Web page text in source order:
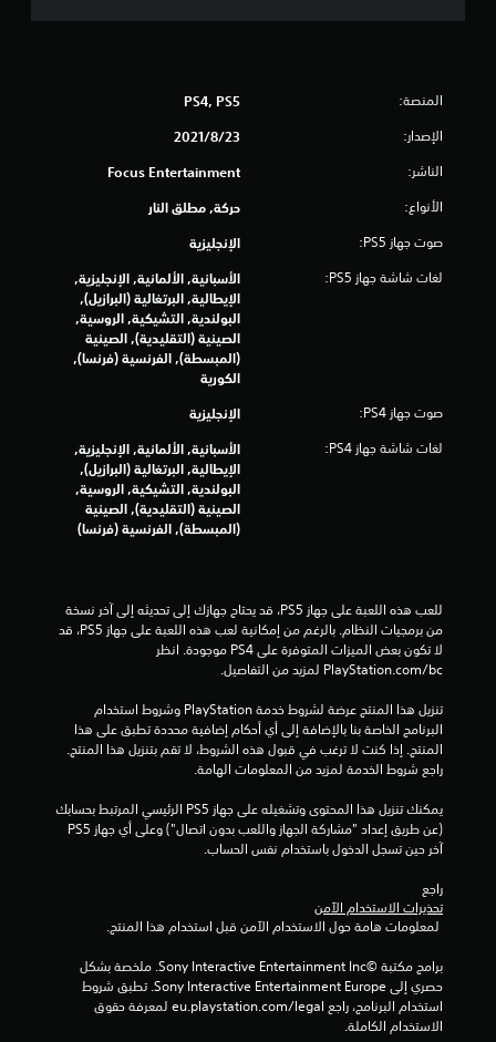
م
ل
ي
6
8
م
ل
ق
ي
ي
م
المنصة: PS4, PS5
الإصدار: 23‏/8‏/2021
الناشر: Focus Entertainment
الأنواع: حركة, مطلق النار
صوت جهاز PS5: الإنجليزية
لغات شاشة جهاز PS5:
الأسبانية, الألمانية, الإنجليزية,
الإيطالية, البرتغالية (البرازيل),
البولندية, التشيكية, الروسية,
الصينية (التقليدية), الصينية
(المبسطة), الفرنسية (فرنسا),
الكورية
صوت جهاز PS4: الإنجليزية
لغات شاشة جهاز PS4:
الأسبانية, الألمانية, الإنجليزية,
الإيطالية, البرتغالية (البرازيل),
البولندية, التشيكية, الروسية,
الصينية (التقليدية), الصينية
(المبسطة), الفرنسية (فرنسا)
‎PlayStation.com/bc لمزيد من التفاصيل.
راجع شروط الخدمة لمزيد من المعلومات الهامة.
آخر حين تسجل الدخول باستخدام نفس الحساب.
راجع
تحذيرات الاستخدام الآمن
الاستخدام الكاملة.